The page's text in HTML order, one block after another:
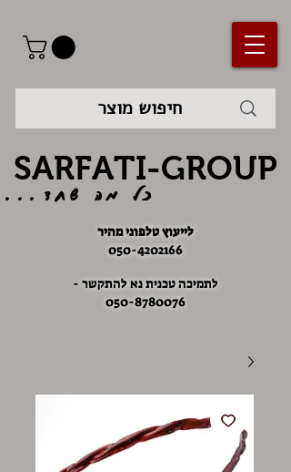
SARFATI-GROUP
לייעוץ טלפוני מהיר
050-4202166
לתמיכה טכנית נא להתקשר -
050-8780076
כל מה שחד...